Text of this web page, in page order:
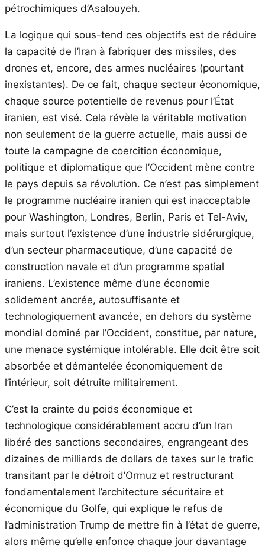
pétrochimiques d’Asalouyeh.
La logique qui sous-tend ces objectifs est de réduire
la capacité de l’Iran à fabriquer des missiles, des
drones et, encore, des armes nucléaires (pourtant
inexistantes). De ce fait, chaque secteur économique,
chaque source potentielle de revenus pour l’État
iranien, est visé. Cela révèle la véritable motivation
non seulement de la guerre actuelle, mais aussi de
toute la campagne de coercition économique,
politique et diplomatique que l’Occident mène contre
le pays depuis sa révolution. Ce n’est pas simplement
le programme nucléaire iranien qui est inacceptable
pour Washington, Londres, Berlin, Paris et Tel-Aviv,
mais surtout l’existence d’une industrie sidérurgique,
d’un secteur pharmaceutique, d’une capacité de
construction navale et d’un programme spatial
iraniens. L’existence même d’une économie
solidement ancrée, autosuffisante et
technologiquement avancée, en dehors du système
mondial dominé par l’Occident, constitue, par nature,
une menace systémique intolérable. Elle doit être soit
absorbée et démantelée économiquement de
l’intérieur, soit détruite militairement.
C’est la crainte du poids économique et
technologique considérablement accru d’un Iran
libéré des sanctions secondaires, engrangeant des
dizaines de milliards de dollars de taxes sur le trafic
transitant par le détroit d’Ormuz et restructurant
fondamentalement l’architecture sécuritaire et
économique du Golfe, qui explique le refus de
l’administration Trump de mettre fin à l’état de guerre,
alors même qu’elle enfonce chaque jour davantage